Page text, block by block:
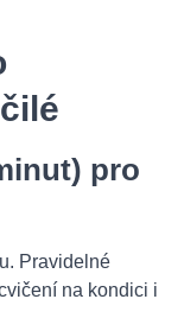
pro
Pravidelné
na kondici i